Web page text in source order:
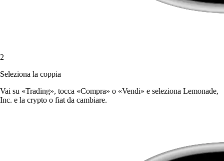
2
Seleziona la coppia
Vai su «Trading», tocca «Compra» o «Vendi» e seleziona Lemonade,
Inc. e la crypto o fiat da cambiare.